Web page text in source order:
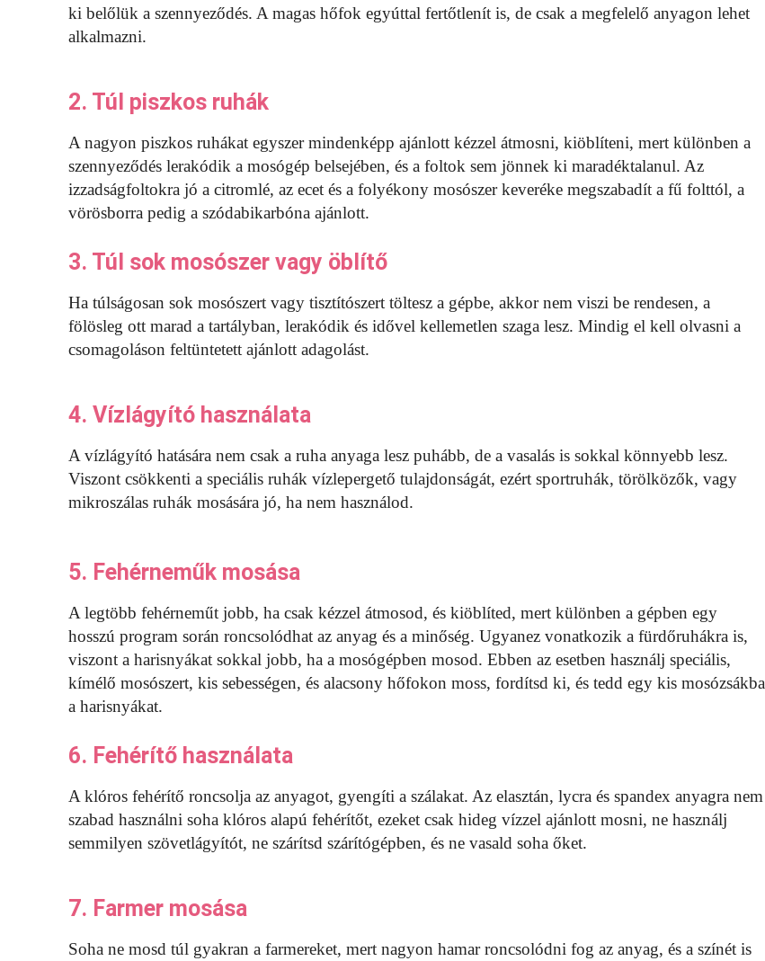
ki belőlük a szennyeződés. A magas hőfok egyúttal fertőtlenít is, de csak a megfelelő anyagon lehet
alkalmazni.
2. Túl piszkos ruhák
A nagyon piszkos ruhákat egyszer mindenképp ajánlott kézzel átmosni, kiöblíteni, mert különben a
szennyeződés lerakódik a mosógép belsejében, és a foltok sem jönnek ki maradéktalanul. Az
izzadságfoltokra jó a citromlé, az ecet és a folyékony mosószer keveréke megszabadít a fű folttól, a
vörösborra pedig a szódabikarbóna ajánlott.
3. Túl sok mosószer vagy öblítő
Ha túlságosan sok mosószert vagy tisztítószert töltesz a gépbe, akkor nem viszi be rendesen, a
fölösleg ott marad a tartályban, lerakódik és idővel kellemetlen szaga lesz. Mindig el kell olvasni a
csomagoláson feltüntetett ajánlott adagolást.
4. Vízlágyító használata
A vízlágyító hatására nem csak a ruha anyaga lesz puhább, de a vasalás is sokkal könnyebb lesz.
Viszont csökkenti a speciális ruhák vízlepergető tulajdonságát, ezért sportruhák, törölközők, vagy
mikroszálas ruhák mosására jó, ha nem használod.
5. Fehérneműk mosása
A legtöbb fehérneműt jobb, ha csak kézzel átmosod, és kiöblíted, mert különben a gépben egy
hosszú program során roncsolódhat az anyag és a minőség. Ugyanez vonatkozik a fürdőruhákra is,
viszont a harisnyákat sokkal jobb, ha a mosógépben mosod. Ebben az esetben használj speciális,
kímélő mosószert, kis sebességen, és alacsony hőfokon moss, fordítsd ki, és tedd egy kis mosózsákba
a harisnyákat.
6. Fehérítő használata
A klóros fehérítő roncsolja az anyagot, gyengíti a szálakat. Az elasztán, lycra és spandex anyagra nem
szabad használni soha klóros alapú fehérítőt, ezeket csak hideg vízzel ajánlott mosni, ne használj
semmilyen szövetlágyítót, ne szárítsd szárítógépben, és ne vasald soha őket.
7. Farmer mosása
Soha ne mosd túl gyakran a farmereket, mert nagyon hamar roncsolódni fog az anyag, és a színét is